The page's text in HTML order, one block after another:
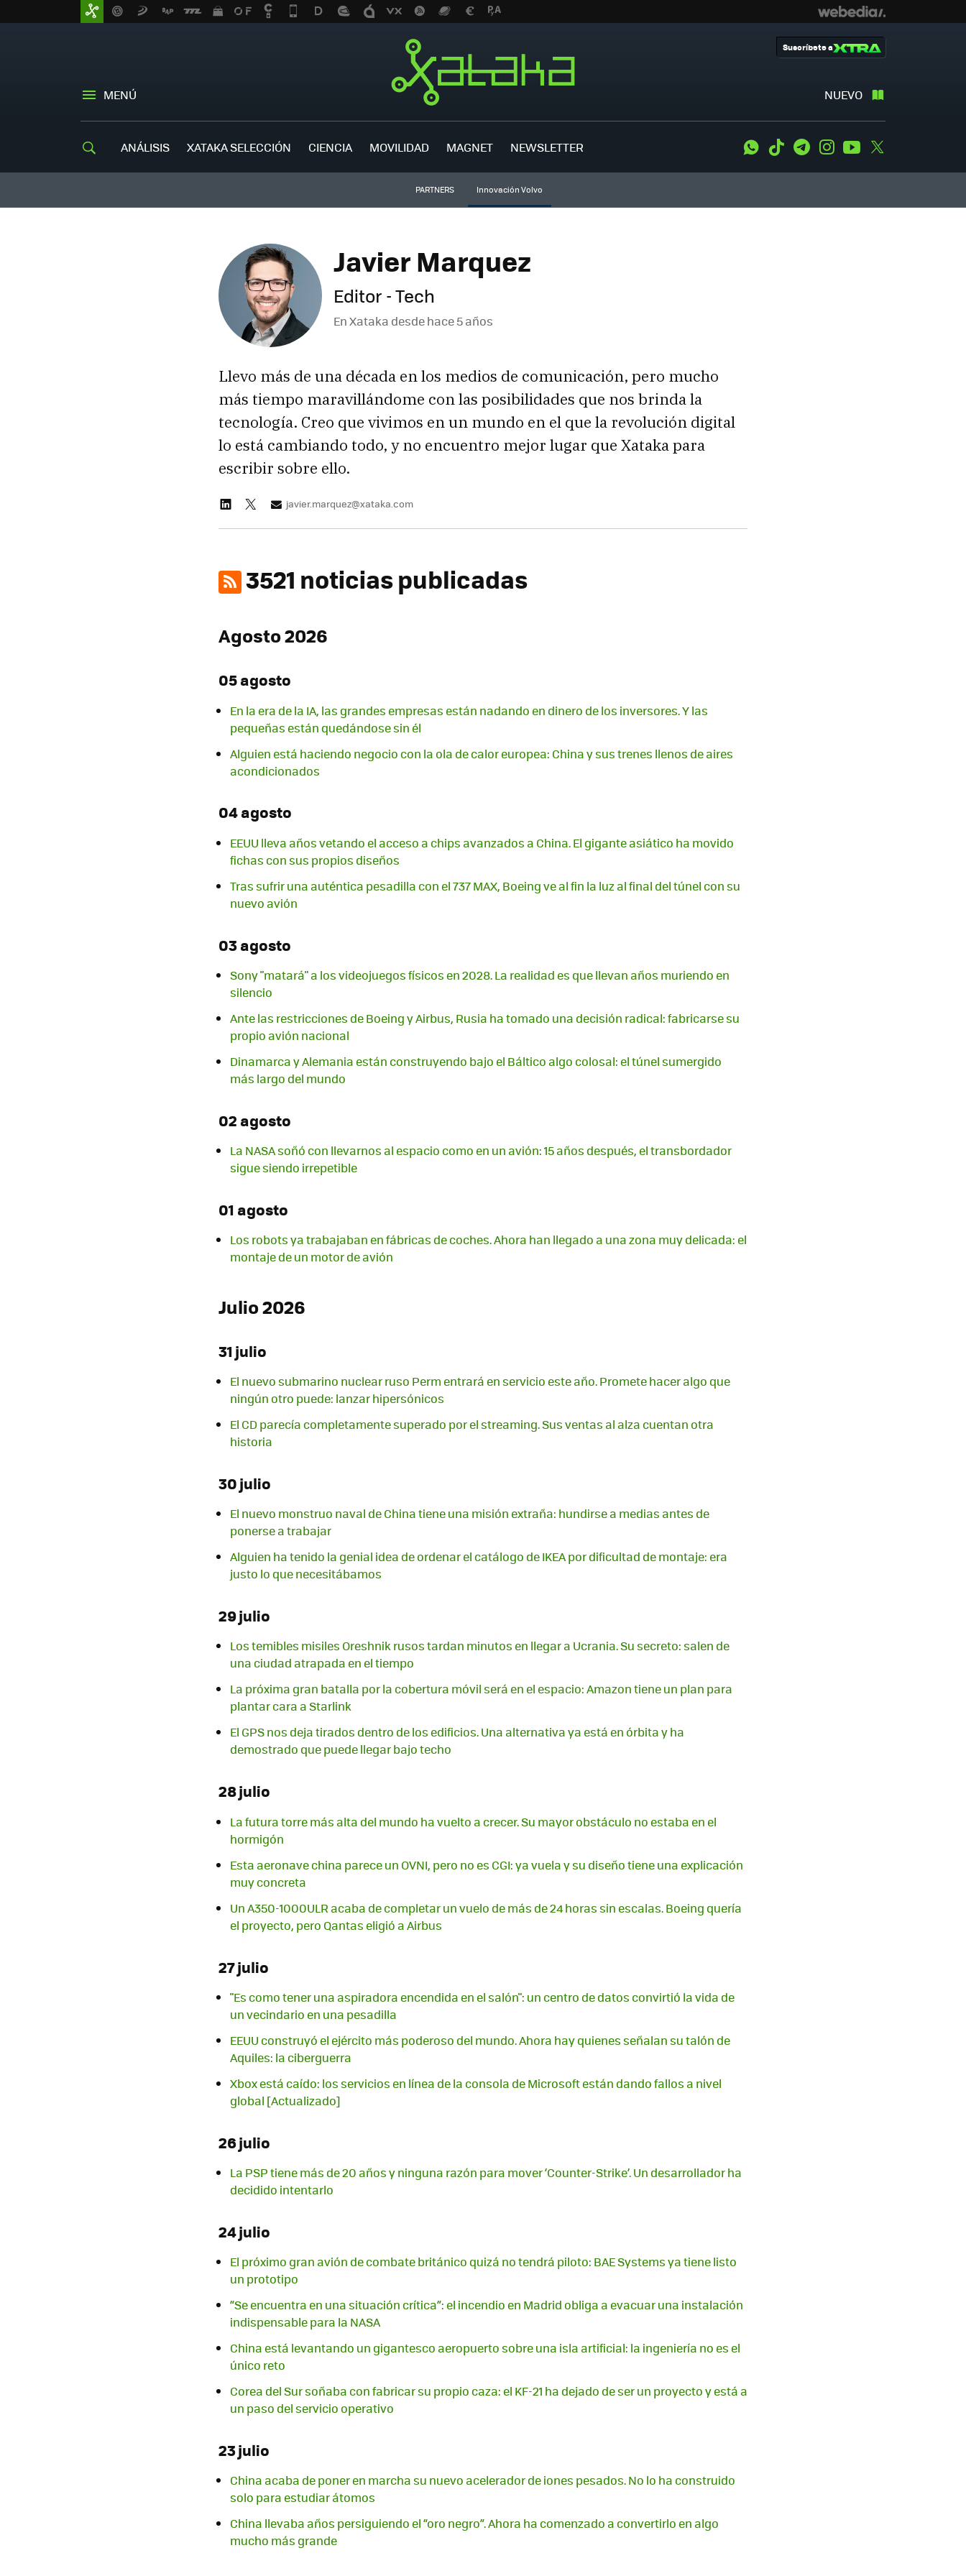
MENÚ NUEVO
Suscríbete a
ANÁLISIS XATAKA SELECCIÓN CIENCIA MOVILIDAD MAGNET NEWSLETTER WhatsApp
Tiktok TelegramInstagramYoutube
PARTNERS Innovación Volvo
Javier Marquez
Editor - Tech
En Xataka desdehace 5 años
Llevo más de una década en los medios de comunicación, pero mucho
más tiempo maravillándome con las posibilidades que nos brinda la
tecnología. Creo que vivimos en un mundo en el que la revolución digital
lo está cambiando todo, y no encuentro mejor lugar que Xataka para
escribir sobre ello.
javier.marquez@xataka.com
3521 noticias publicadas
Agosto 2026
05 agosto
En la era de la IA, las grandes empresas están nadando en dinero de los inversores. Y las
pequeñas están quedándose sin él
Alguien está haciendo negocio con la ola de calor europea: China y sus trenes llenos de aires
acondicionados
04 agosto
EEUU lleva años vetando el acceso a chips avanzados a China. El gigante asiático ha movido
fichas con sus propios diseños
Tras sufrir una auténtica pesadilla con el 737 MAX, Boeing ve al fin la luz al final del túnel con su
nuevo avión
03 agosto
Sony "matará" a los videojuegos físicos en 2028. La realidad es que llevan años muriendo en
silencio
Ante las restricciones de Boeing y Airbus, Rusia ha tomado una decisión radical: fabricarse su
propio avión nacional
Dinamarca y Alemania están construyendo bajo el Báltico algo colosal: el túnel sumergido
más largo del mundo
02 agosto
La NASA soñó con llevarnos al espacio como en un avión: 15 años después, el transbordador
sigue siendo irrepetible
01 agosto
Los robots ya trabajaban en fábricas de coches. Ahora han llegado a una zona muy delicada: el
montaje de un motor de avión
Julio 2026
31 julio
El nuevo submarino nuclear ruso Perm entrará en servicio este año. Promete hacer algo que
ningún otro puede: lanzar hipersónicos
El CD parecía completamente superado por el streaming. Sus ventas al alza cuentan otra
historia
30 julio
El nuevo monstruo naval de China tiene una misión extraña: hundirse a medias antes de
ponerse a trabajar
Alguien ha tenido la genial idea de ordenar el catálogo de IKEA por dificultad de montaje: era
justo lo que necesitábamos
29 julio
Los temibles misiles Oreshnik rusos tardan minutos en llegar a Ucrania. Su secreto: salen de
una ciudad atrapada en el tiempo
La próxima gran batalla por la cobertura móvil será en el espacio: Amazon tiene un plan para
plantar cara a Starlink
El GPS nos deja tirados dentro de los edificios. Una alternativa ya está en órbita y ha
demostrado que puede llegar bajo techo
28 julio
La futura torre más alta del mundo ha vuelto a crecer. Su mayor obstáculo no estaba en el
hormigón
Esta aeronave china parece un OVNI, pero no es CGI: ya vuela y su diseño tiene una explicación
muy concreta
Un A350-1000ULR acaba de completar un vuelo de más de 24 horas sin escalas. Boeing quería
el proyecto, pero Qantas eligió a Airbus
27 julio
"Es como tener una aspiradora encendida en el salón": un centro de datos convirtió la vida de
un vecindario en una pesadilla
EEUU construyó el ejército más poderoso del mundo. Ahora hay quienes señalan su talón de
Aquiles: la ciberguerra
Xbox está caído: los servicios en línea de la consola de Microsoft están dando fallos a nivel
global [Actualizado]
26 julio
La PSP tiene más de 20 años y ninguna razón para mover ‘Counter-Strike’. Un desarrollador ha
decidido intentarlo
24 julio
El próximo gran avión de combate británico quizá no tendrá piloto: BAE Systems ya tiene listo
un prototipo
“Se encuentra en una situación crítica”: el incendio en Madrid obliga a evacuar una instalación
indispensable para la NASA
China está levantando un gigantesco aeropuerto sobre una isla artificial: la ingeniería no es el
único reto
Corea del Sur soñaba con fabricar su propio caza: el KF-21 ha dejado de ser un proyecto y está a
un paso del servicio operativo
23 julio
China acaba de poner en marcha su nuevo acelerador de iones pesados. No lo ha construido
solo para estudiar átomos
China llevaba años persiguiendo el “oro negro”. Ahora ha comenzado a convertirlo en algo
mucho más grande